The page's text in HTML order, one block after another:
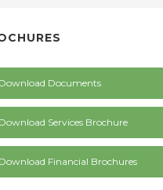
Download Documents
Download Services Brochure
Download Financial Brochures